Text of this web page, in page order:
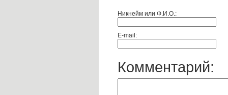
Никнейм или Ф.И.О.:
E-mail:
Комментарий: